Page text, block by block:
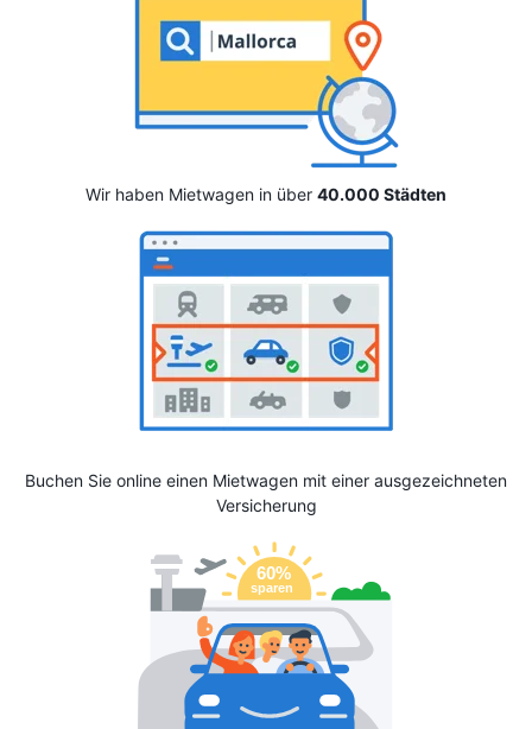
Wir haben Mietwagen in über 40.000 Städten
Buchen Sie online einen Mietwagen mit einer ausgezeichneten
Versicherung